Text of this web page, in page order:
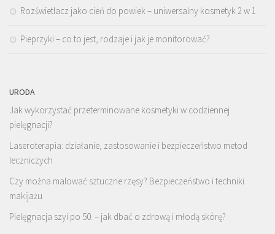
Rozświetlacz jako cień do powiek – uniwersalny kosmetyk 2 w 1
Pieprzyki – co to jest, rodzaje i jak je monitorować?
URODA
Jak wykorzystać przeterminowane kosmetyki w codziennej
pielęgnacji?
Laseroterapia: działanie, zastosowanie i bezpieczeństwo metod
leczniczych
Czy można malować sztuczne rzęsy? Bezpieczeństwo i techniki
makijażu
Pielęgnacja szyi po 50. – jak dbać o zdrową i młodą skórę?